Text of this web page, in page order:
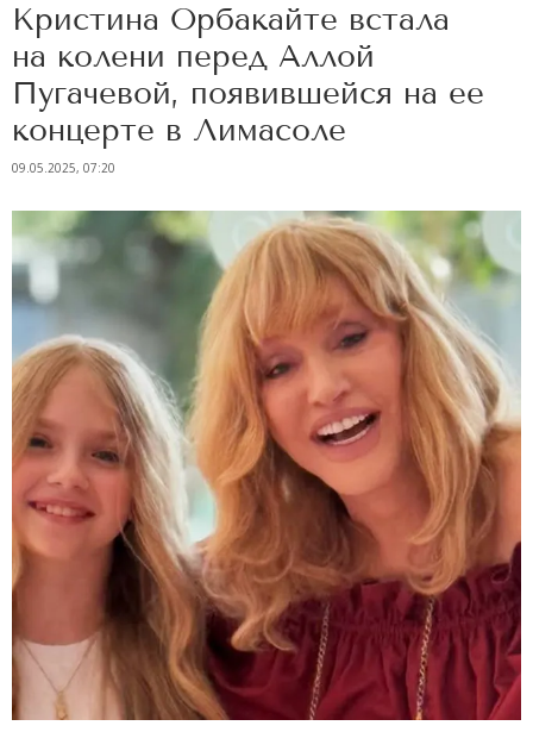
Кристина Орбакайте встала
на колени перед Аллой
Пугачевой, появившейся на ее
концерте в Лимасоле
09.05.2025, 07:20